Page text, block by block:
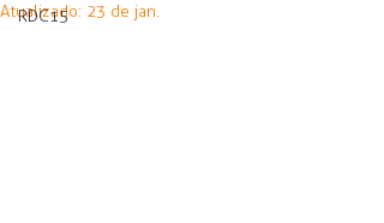
RDC15
Atualizado: 23 de jan.